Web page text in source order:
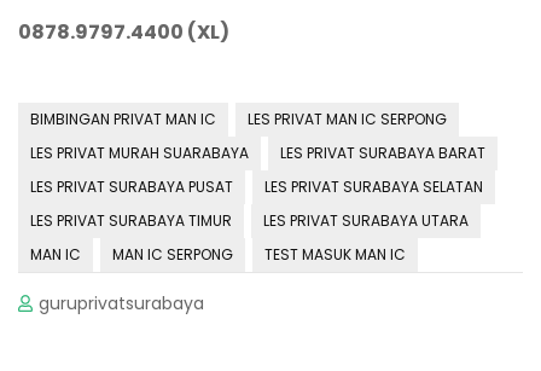
0878.9797.4400 (XL)
BIMBINGAN PRIVAT MAN IC
LES PRIVAT MAN IC SERPONG
LES PRIVAT MURAH SUARABAYA
LES PRIVAT SURABAYA BARAT
LES PRIVAT SURABAYA PUSAT
LES PRIVAT SURABAYA SELATAN
LES PRIVAT SURABAYA TIMUR
LES PRIVAT SURABAYA UTARA
MAN IC
MAN IC SERPONG TEST MASUK MAN IC
guruprivatsurabaya